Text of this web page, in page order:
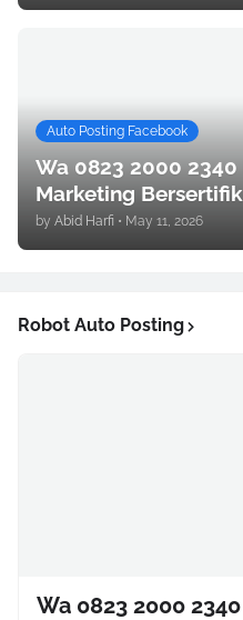
Auto Posting Facebook
Wa 0823 2000
Marketing
by Abid Harfi • May 11, 2026
Robot Auto Posting
Wa 0823 2000